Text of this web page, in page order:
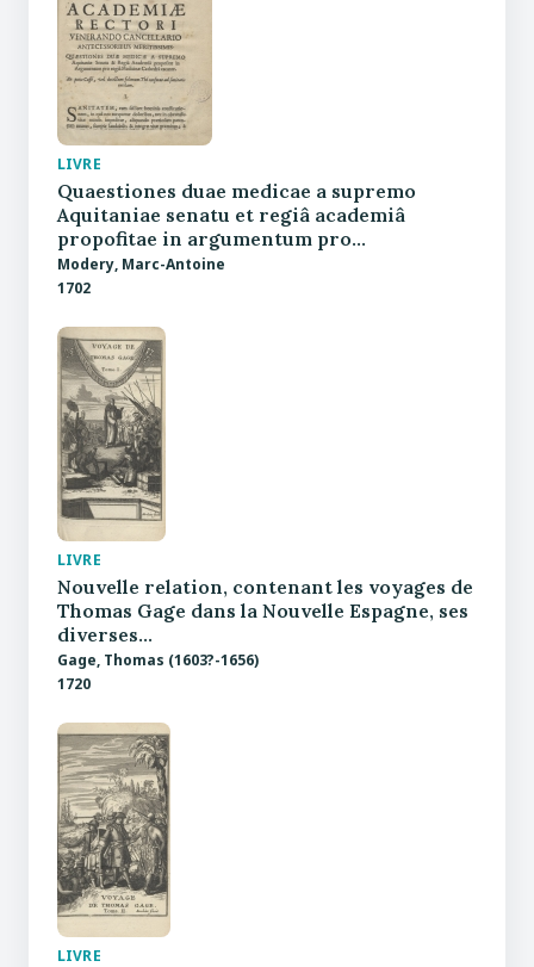
LIVRE
Quaestiones duae medicae a supremo
Aquitaniae senatu et regiâ academiâ
propofitae in argumentum pro…
Modery, Marc-Antoine
1702
LIVRE
Nouvelle relation, contenant les voyages de
Thomas Gage dans la Nouvelle Espagne, ses
diverses…
Gage, Thomas (1603?-1656)
1720
LIVRE